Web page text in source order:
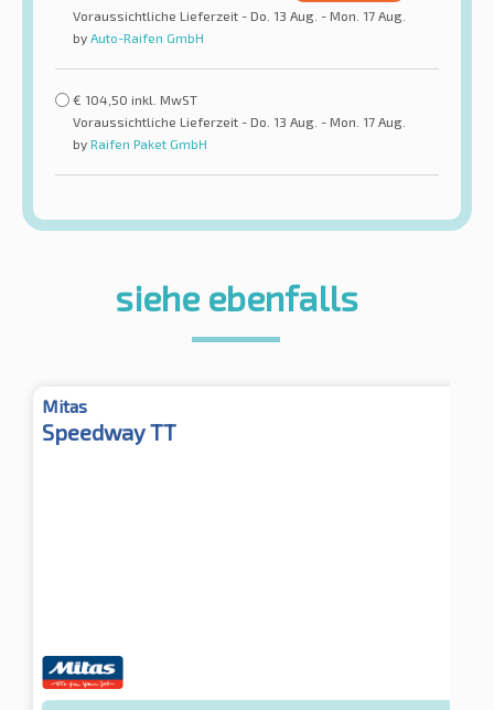
Voraussichtliche Lieferzeit - Do. 13 Aug. - Mon. 17 Aug.
by Auto-Raifen GmbH
€ 104,50 inkl. MwST
Voraussichtliche Lieferzeit - Do. 13 Aug. - Mon. 17 Aug.
by Raifen Paket GmbH
siehe ebenfalls
Mitas
Speedway TT